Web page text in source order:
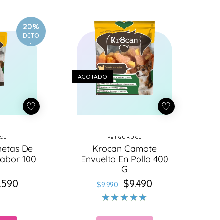
20%
DCTO
.
De
100
AGOTADO
Proveedor:
PETGURUCL
Krocan Camote
Envuelto En Pollo 400
G
Precio
habitual
$9.990
Precio
de
$9.490